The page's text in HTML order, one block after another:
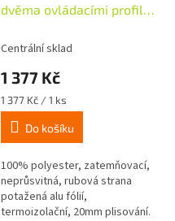
dvěma ovládacími profily,
Centrální sklad
1 377 Kč
Měrná
cena:
1 377 Kč / 1 ks
Do košíku
100% polyester, zatemňovací,
neprůsvitná, rubová strana
potažená alu fólií,
termoizolační, 20mm plisování.